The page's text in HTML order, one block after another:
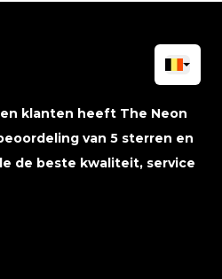
klanten heeft The Neon
van 5 sterren en
de beste kwaliteit, service